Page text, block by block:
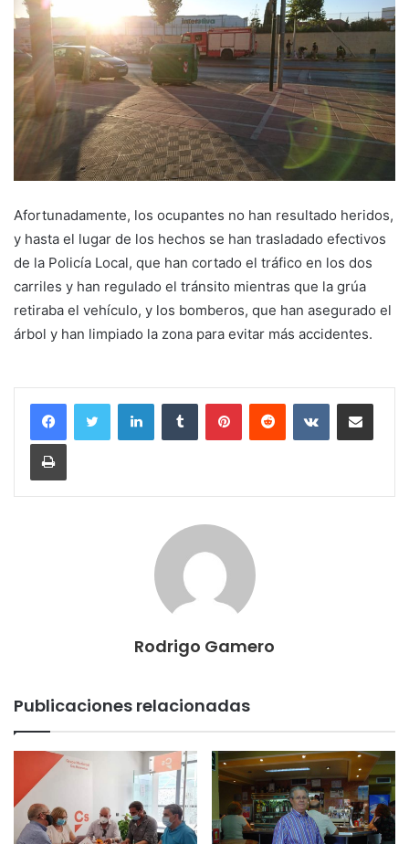
Afortunadamente, los ocupantes no han resultado heridos,
y hasta el lugar de los hechos se han trasladado efectivos
de la Policía Local, que han cortado el tráfico en los dos
carriles y han regulado el tránsito mientras que la grúa
retiraba el vehículo, y los bomberos, que han asegurado el
árbol y han limpiado la zona para evitar más accidentes.
Rodrigo Gamero
Publicaciones relacionadas